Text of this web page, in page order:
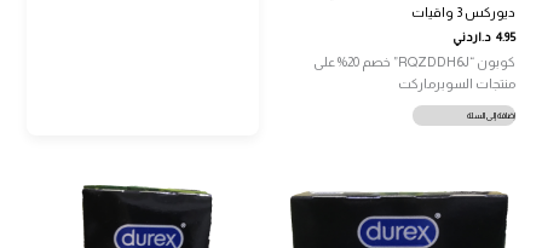
ديوركس 3 واقيات
4.95 د.اردني
كوبون “RQZDDH6J” خصم 20% على
منتجات السوبرماركت
إضافة إلى السلة